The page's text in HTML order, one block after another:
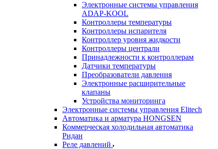
Электронные системы управления
ADAP-KOOL
Контроллеры температуры
Контроллеры испарителя
Контроллер уровня жидкости
Контроллеры централи
Принадлежности к контроллерам
Датчики температуры
Преобразователи давления
Электронные расширительные
клапаны
Устройства мониторинга
Электронные системы управления Elitech
Автоматика и арматура HONGSEN
Коммерческая холодильная автоматика
Ридан
Реле давлений